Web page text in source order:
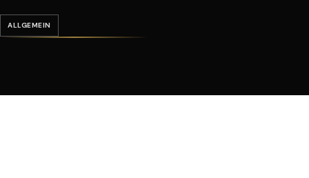
ALLGEMEIN